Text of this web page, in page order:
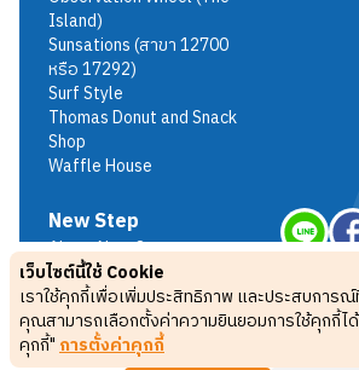
เว็บไซต์นี้ใช้ Cookie
เราใช้คุกกี้เพื่อเพิ่มประสิทธิภาพ และประสบการณ์
คุณสามารถเลือกตั้งค่าความยินยอมการใช้คุกกี้ไ
คุกกี้"การตั้งค่าคุกกี้
Island)
Sunsations (สาขา 12700
หรือ 17292)
Surf Style
Thomas Donut and Snack
Shop
Waffle House
New Step
About New Step
Terms & Conditions
Privacy Policy
FAQ